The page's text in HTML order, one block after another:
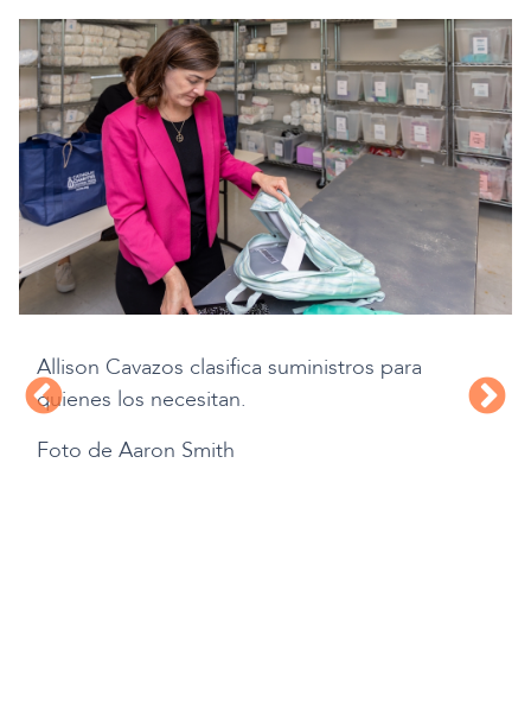
Allison Cavazos clasifica suministros para
quienes los necesitan.
Foto de Aaron Smith